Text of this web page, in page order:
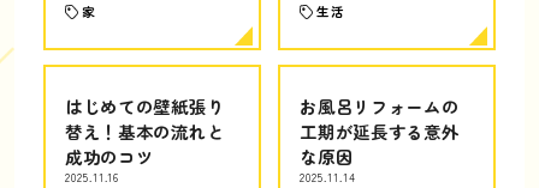
家 生活
はじめての壁紙張り
替え！基本の流れと
成功のコツ
2025.11.16
お風呂リフォームの
工期が延長する意外
な原因
2025.11.14